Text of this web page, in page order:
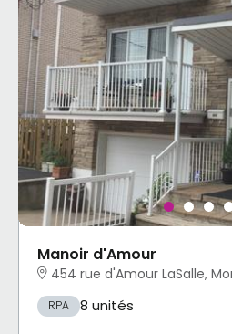
Manoir d'Amour
454 rue d'Amour LaSalle,
RPA 8 unités